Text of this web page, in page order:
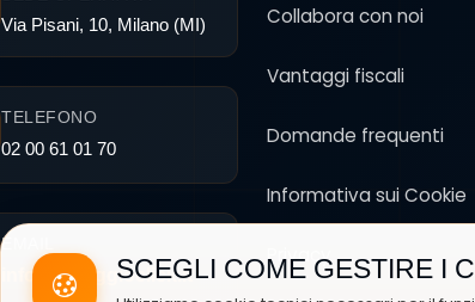
SCEGLI COME GESTIRE I
Via Pisani, 10, Milano (MI)
TELEFONO
02 00 61 01 70
EMAIL
info@noleggioclick.it
Collabora con noi
Vantaggi fiscali
Domande frequenti
Informativa sui Cookie
Privacy